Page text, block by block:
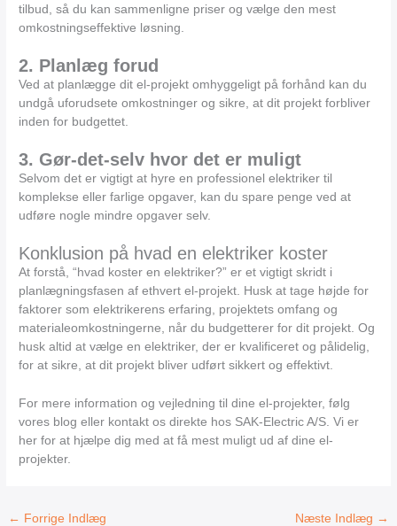
tilbud, så du kan sammenligne priser og vælge den mest
omkostningseffektive løsning.
2. Planlæg forud
Ved at planlægge dit el-projekt omhyggeligt på forhånd kan du
undgå uforudsete omkostninger og sikre, at dit projekt forbliver
inden for budgettet.
3. Gør-det-selv hvor det er muligt
Selvom det er vigtigt at hyre en professionel elektriker til
komplekse eller farlige opgaver, kan du spare penge ved at
udføre nogle mindre opgaver selv.
Konklusion på hvad en elektriker koster
At forstå, “hvad koster en elektriker?” er et vigtigt skridt i
planlægningsfasen af ethvert el-projekt. Husk at tage højde for
faktorer som elektrikerens erfaring, projektets omfang og
materialeomkostningerne, når du budgetterer for dit projekt. Og
husk altid at vælge en elektriker, der er kvalificeret og pålidelig,
for at sikre, at dit projekt bliver udført sikkert og effektivt.
For mere information og vejledning til dine el-projekter, følg
vores blog eller kontakt os direkte hos SAK-Electric A/S. Vi er
her for at hjælpe dig med at få mest muligt ud af dine el-
projekter.
← Forrige Indlæg Næste Indlæg →